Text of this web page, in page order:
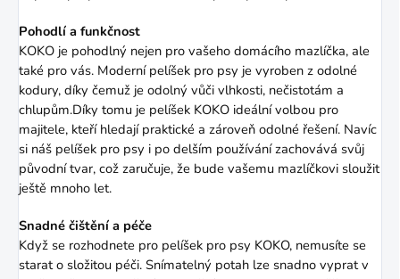
Pohodlí a funkčnost
KOKO je pohodlný nejen pro vašeho domácího mazlíčka, ale
také pro vás. Moderní pelíšek pro psy je vyroben z odolné
kodury, díky čemuž je odolný vůči vlhkosti, nečistotám a
chlupům.Díky tomu je pelíšek KOKO ideální volbou pro
majitele, kteří hledají praktické a zároveň odolné řešení. Navíc
si náš pelíšek pro psy i po delším používání zachovává svůj
původní tvar, což zaručuje, že bude vašemu mazlíčkovi sloužit
ještě mnoho let.
Snadné čištění a péče
Když se rozhodnete pro pelíšek pro psy KOKO, nemusíte se
starat o složitou péči. Snímatelný potah lze snadno vyprat v